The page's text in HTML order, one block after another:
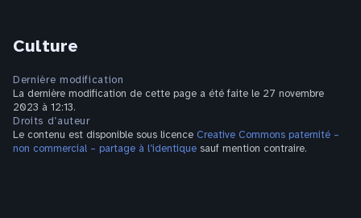
Culture
Dernière modification
La dernière modification de cette page a été faite le 27 novembre
2023 à 12:13.
Droits d’auteur
Le contenu est disponible sous licence Creative Commons paternité –
non commercial – partage à l’identique sauf mention contraire.